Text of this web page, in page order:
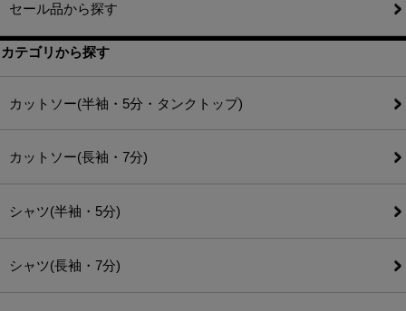
セール品から探す
カテゴリから探す
カットソー(半袖・5分・タンクトップ)
カットソー(長袖・7分)
シャツ(半袖・5分)
シャツ(長袖・7分)